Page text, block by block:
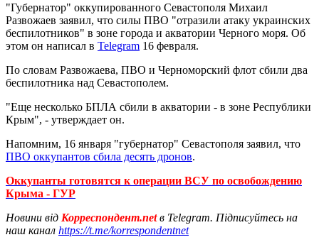
"Губернатор" оккупированного Севастополя Михаил
Развожаев заявил, что силы ПВО "отразили атаку украинских
беспилотников" в зоне города и акватории Черного моря. Об
этом он написал в Telegram 16 февраля.
По словам Развожаева, ПВО и Черноморский флот сбили два
беспилотника над Севастополем.
"Еще несколько БПЛА сбили в акватории - в зоне Республики
Крым", - утверждает он.
Напомним, 16 января "губернатор" Севастополя заявил, что
ПВО оккупантов сбила десять дронов.
Оккупанты готовятся к операции ВСУ по освобождению
Крыма - ГУР
Новини від Корреспондент.netв Telegram. Підписуйтесь на
наш канал https://t.me/korrespondentnet